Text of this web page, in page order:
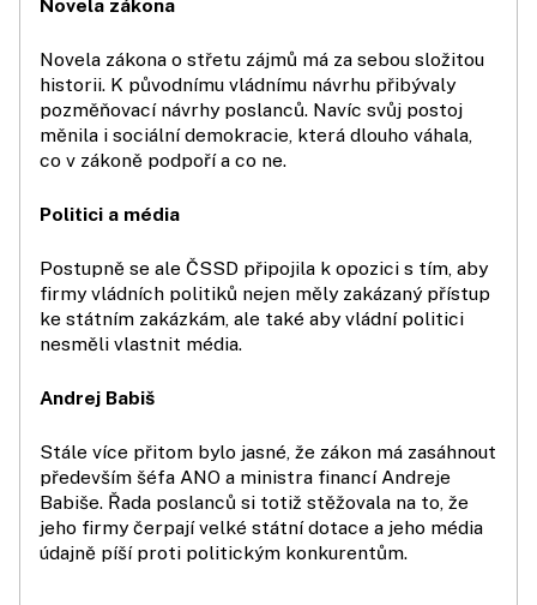
Novela zákona
Novela zákona o střetu zájmů má za sebou složitou
historii. K původnímu vládnímu návrhu přibývaly
pozměňovací návrhy poslanců. Navíc svůj postoj
měnila i sociální demokracie, která dlouho váhala,
co v zákoně podpoří a co ne.
Politici a média
Postupně se ale ČSSD připojila k opozici s tím, aby
firmy vládních politiků nejen měly zakázaný přístup
ke státním zakázkám, ale také aby vládní politici
nesměli vlastnit média.
Andrej Babiš
Stále více přitom bylo jasné, že zákon má zasáhnout
především šéfa ANO a ministra financí Andreje
Babiše. Řada poslanců si totiž stěžovala na to, že
jeho firmy čerpají velké státní dotace a jeho média
údajně píší proti politickým konkurentům.